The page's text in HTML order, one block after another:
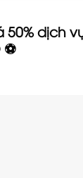
50% dịch